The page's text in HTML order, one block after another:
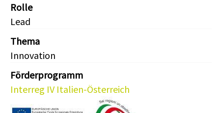
Rolle
Lead
Thema
Innovation
Förderprogramm
Interreg IV Italien-Österreich